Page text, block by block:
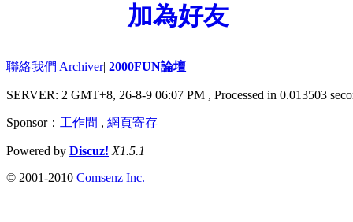
加為好友
聯絡我們|Archiver| 2000FUN論壇
SERVER: 2 GMT+8, 26-8-9 06:07 PM , Processed in 0.013503
Sponsor： 工作間 , 網頁寄存
Powered by Discuz! X1.5.1
© 2001-2010 Comsenz Inc.